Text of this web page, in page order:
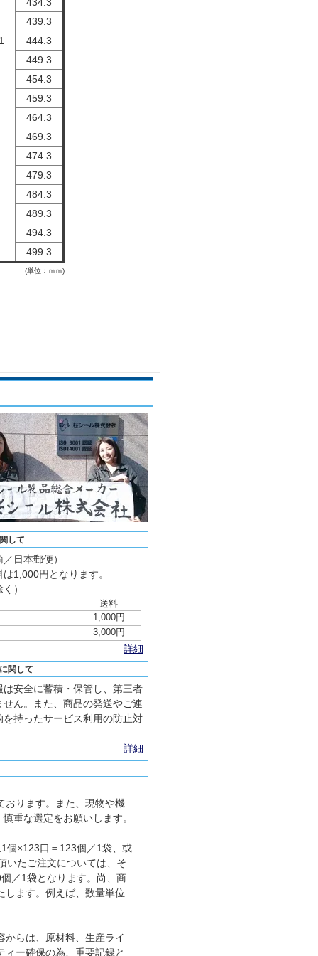
(単位：ｍｍ)
439.3
444.3
449.3
454.3
459.3
464.3
469.3
474.3
479.3
484.3
489.3
494.3
499.3
して
日本郵便）
1,000円となります。
）
送料
1,000円
3,000円
詳細
関して
安全に蓄積・保管し、第三者
ん。また、商品の発送やご連
持ったサービス利用の防止対
詳細
おります。また、現物や機
重な選定をお願いします。
個×123口＝123個／1袋、或
いたご注文については、そ
／1袋となります。尚、商
します。例えば、数量単位
からは、原材料、生産ライ
ー確保の為、重要記録と